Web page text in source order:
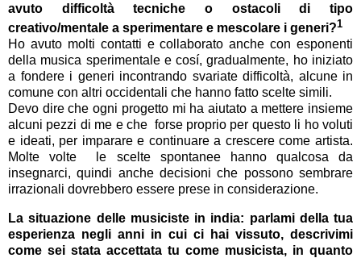
avuto difficoltà tecniche o ostacoli di tipo
creativo/mentale a sperimentare e mescolare i generi?1
Ho avuto molti contatti e collaborato anche con esponenti
della musica sperimentale e cosí, gradualmente, ho iniziato
a fondere i generi incontrando svariate difficoltà, alcune in
comune con altri occidentali che hanno fatto scelte simili.
Devo dire che ogni progetto mi ha aiutato a mettere insieme
alcuni pezzi di me e che forse proprio per questo li ho voluti
e ideati, per imparare e continuare a crescere come artista.
Molte volte le scelte spontanee hanno qualcosa da
insegnarci, quindi anche decisioni che possono sembrare
irrazionali dovrebbero essere prese in considerazione.
La situazione delle musiciste in india: parlami della tua
esperienza negli anni in cui ci hai vissuto, descrivimi
come sei stata accettata tu come musicista, in quanto